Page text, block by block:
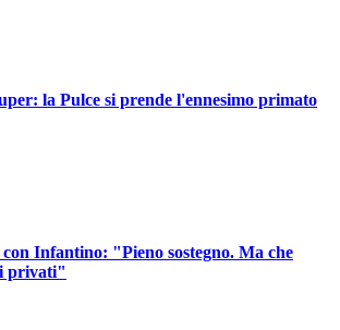
la Pulce si prende l'ennesimo primato
Infantino: "Pieno sostegno. Ma che
privati"